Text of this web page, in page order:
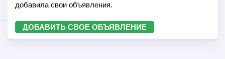
добавила свои объявления.
ДОБАВИТЬ СВОЕ ОБЪЯВЛЕНИЕ